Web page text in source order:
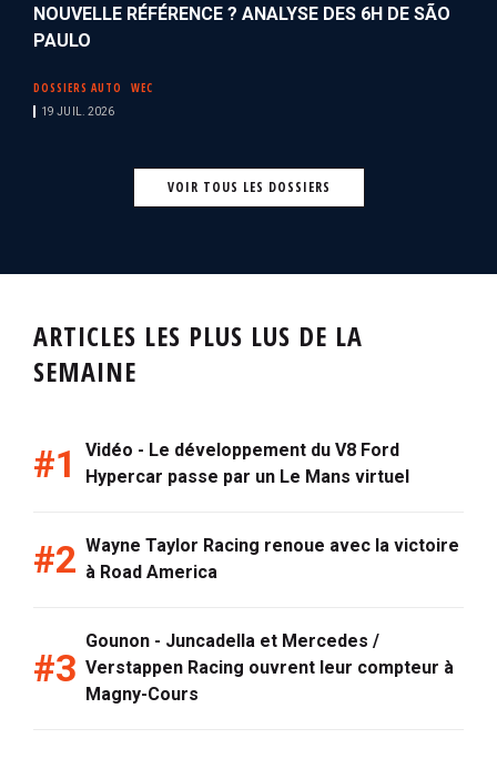
NOUVELLE RÉFÉRENCE ? ANALYSE DES 6H DE SÃO
PAULO
DOSSIERS AUTO WEC
19 JUIL. 2026
VOIR TOUS LES DOSSIERS
ARTICLES LES PLUS LUS DE LA
SEMAINE
Vidéo - Le développement du V8 Ford
Hypercar passe par un Le Mans virtuel
Wayne Taylor Racing renoue avec la victoire
à Road America
Gounon - Juncadella et Mercedes /
Verstappen Racing ouvrent leur compteur à
Magny-Cours